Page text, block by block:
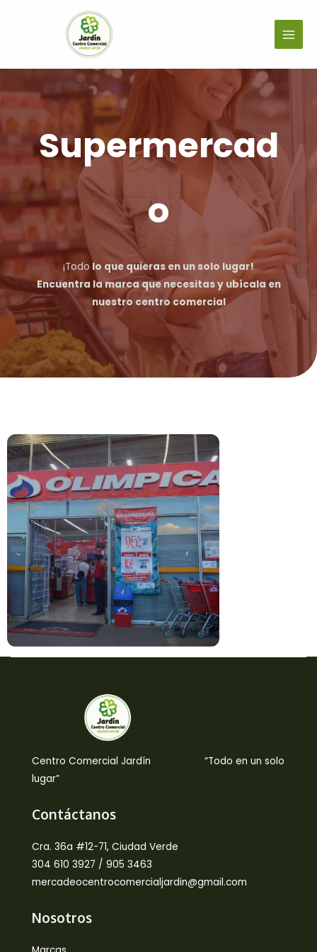
Supermercad
o
¡Todo lo que quieras en un solo lugar!
Encuentra la marca que necesitas y ubícala en
nuestro centro comercial
Centro Comercial Jardín “Todo en un solo
lugar”
Contáctanos
Cra. 36a #12-71, Ciudad Verde
304 610 3927 / 905 3463
mercadeocentrocomercialjardin@gmail.com
Nosotros